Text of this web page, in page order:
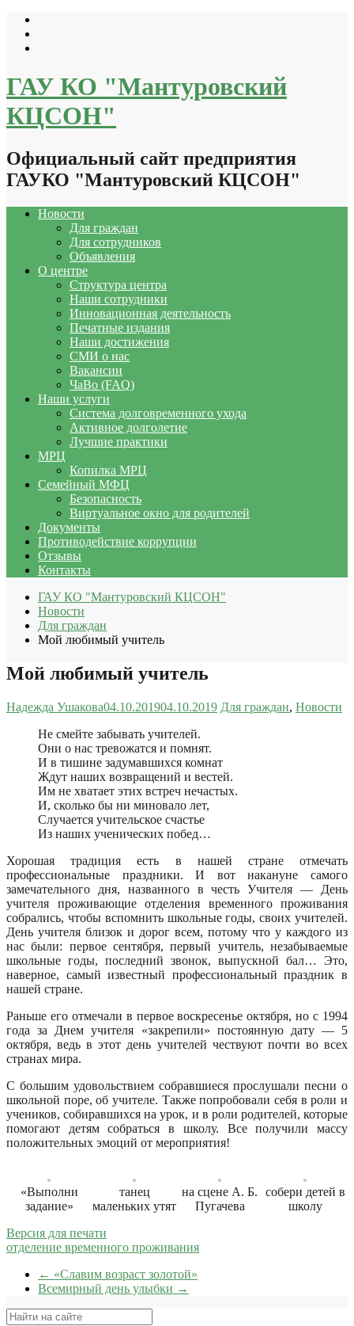
Перейти
содержимому
ГАУ КО "Мантуровский
КЦСОН"
Официальный сайт предприятия
ГАУКО "Мантуровский КЦСОН"
Новости
Для граждан
Для сотрудников
Объявления
О центре
Структура центра
Наши сотрудники
Инновационная деятельность
Печатные издания
Наши достижения
СМИ о нас
Вакансии
ЧаВо (FAQ)
Наши услуги
Система долговременного ухода
Активное долголетие
Лучшие практики
МРЦ
Копилка МРЦ
Семейный МФЦ
Безопасность
Виртуальное окно для родителей
Документы
Противодействие коррупции
Отзывы
Контакты
ГАУ КО "Мантуровский КЦСОН"
Новости
Для граждан
Мой любимый учитель
Мой любимый учитель
Надежда Ушакова04.10.201904.10.2019 Для граждан, Новости
Не смейте забывать учителей.
Они о нас тревожатся и помнят.
И в тишине задумавшихся комнат
Ждут наших возвращений и вестей.
Им не хватает этих встреч нечастых.
И, сколько бы ни миновало лет,
Случается учительское счастье
Из наших ученических побед…
Хорошая традиция есть в нашей стране отмечать
профессиональные праздники. И вот накануне самого
замечательного дня, названного в честь Учителя — День
учителя проживающие отделения временного проживания
собрались, чтобы вспомнить школьные годы, своих учителей.
День учителя близок и дорог всем, потому что у каждого из
нас были: первое сентября, первый учитель, незабываемые
школьные годы, последний звонок, выпускной бал… Это,
наверное, самый известный профессиональный праздник в
нашей стране.
Раньше его отмечали в первое воскресенье октября, но с 1994
года за Днем учителя «закрепили» постоянную дату — 5
октября, ведь в этот день учителей чествуют почти во всех
странах мира.
С большим удовольствием собравшиеся прослушали песни о
школьной поре, об учителе. Также попробовали себя в роли и
учеников, собиравшихся на урок, и в роли родителей, которые
помогают детям собраться в школу. Все получили массу
положительных эмоций от мероприятия!
«Выполни
задание»
танец
маленьких утят
на сцене А. Б.
Пугачева
собери детей в
школу
Версия для печати
отделение временного проживания
← «Славим возраст золотой»
Всемирный день улыбки →
Поиск